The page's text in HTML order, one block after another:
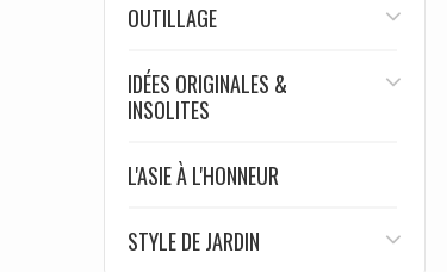
OUTILLAGE
IDÉES ORIGINALES &
INSOLITES
L'ASIE À L'HONNEUR
STYLE DE JARDIN